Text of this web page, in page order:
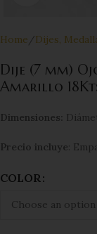
Home Dijes,
Dije (7 mm)
Amarillo
Dimensiones:
Precio incluye:
COLOR